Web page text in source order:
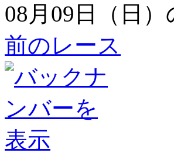
08月09日（日）
前のレース